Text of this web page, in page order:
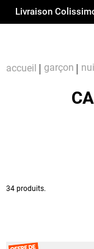
Livraison
accueil garçon
34 produits.